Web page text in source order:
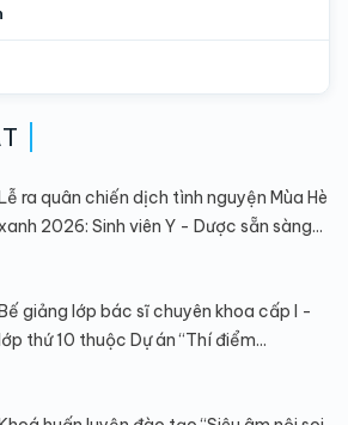
ra quân chiến dịch tình nguyện Mùa Hè
2026: Sinh viên Y - Dược sẵn sàng...
giảng lớp bác sĩ chuyên khoa cấp I -
thứ 10 thuộc Dự án “Thí điểm...